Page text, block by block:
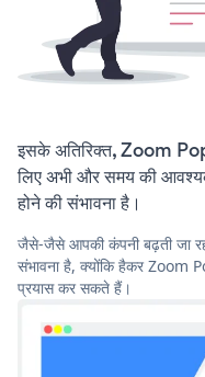
इसके अतिरिक्त, Zoom
लिए अभी और समय की
होने की संभावना है।
जैसे-जैसे आपकी कंपनी बढ़ती जा
संभावना है, क्योंकि हैकर Zoom
प्रयास कर सकते हैं।